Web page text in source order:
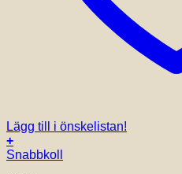
Lägg till i önskelistan!
+
Snabbkoll